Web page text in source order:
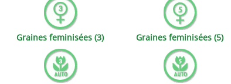
Seedsman
Seedy Simon
Top Tao Seeds
Victory Seeds
Vision Seeds
Graines feminisées (3) Graines feminisées (5)